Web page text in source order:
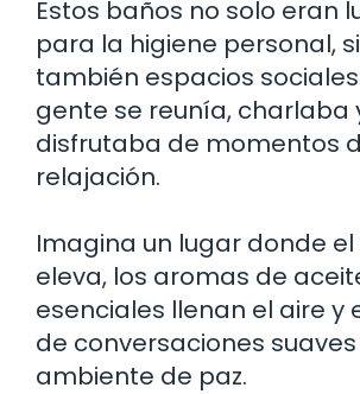
Estos baños no solo eran
para la higiene personal,
también espacios
gente se reunía, charlaba
disfrutaba de momentos
relajación.
Imagina un lugar donde
eleva, los aromas de
esenciales llenan el aire y
de conversaciones
ambiente de paz.